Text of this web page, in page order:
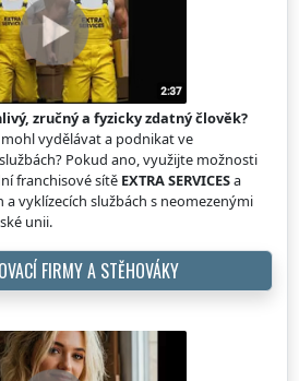
zručný a fyzicky zdatný člověk?
vydělávat a podnikat ve
Pokud ano, využijte možnosti
franchisové sítě EXTRA SERVICESa
vyklízecích službách s neomezenými
unii.
FIRMY A STĚHOVÁKY